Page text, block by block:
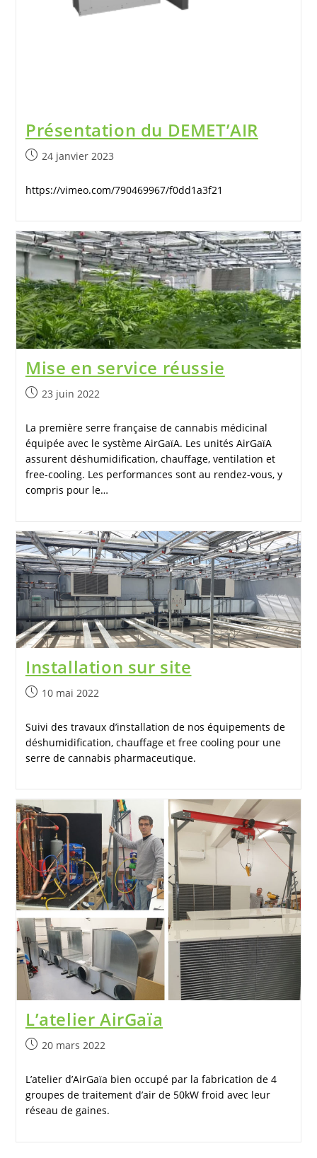
Présentation du DEMET’AIR
24 janvier 2023
https://vimeo.com/790469967/f0dd1a3f21
Mise en service réussie
23 juin 2022
La première serre française de cannabis médicinal
équipée avec le système AirGaïA. Les unités AirGaïA
assurent déshumidification, chauffage, ventilation et
free-cooling. Les performances sont au rendez-vous, y
compris pour le…
Installation sur site
10 mai 2022
Suivi des travaux d’installation de nos équipements de
déshumidification, chauffage et free cooling pour une
serre de cannabis pharmaceutique.
L’atelier AirGaïa
20 mars 2022
L’atelier d’AirGaïa bien occupé par la fabrication de 4
groupes de traitement d’air de 50kW froid avec leur
réseau de gaines.